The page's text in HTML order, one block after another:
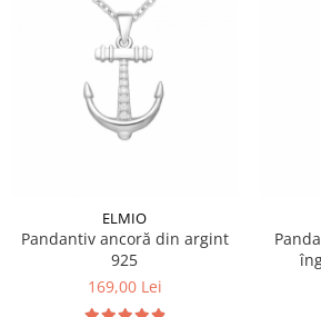
ELMIO
Pandantiv ancoră din argint
925
169,00 Lei